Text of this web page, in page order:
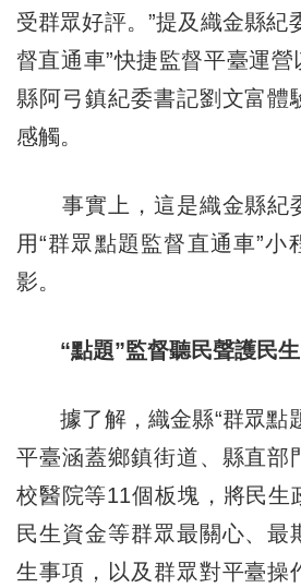
受群眾好評。”提及織金縣紀
督直通車”快捷監督平臺運
縣阿弓鎮紀委書記劉文富體
感觸。
事實上，這是織金縣紀
用“群眾點題監督直通車”小
影。
“點題”監督聽民聲護民生
據了解，織金縣“群眾點
平臺涵蓋鄉鎮街道、縣直部
校醫院等11個板塊，將民生
民生資金等群眾最關心、最
生事項，以及群眾對平臺操